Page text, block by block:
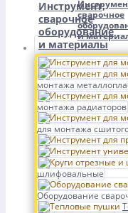
сварочное
и
монтажа
монтажа радиаторов
для монтажа
шлифовальные
Оборудование